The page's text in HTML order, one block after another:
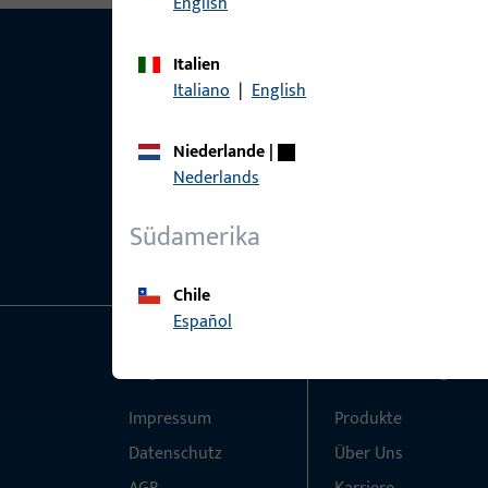
Italien
Italiano | English
Niederlande|
Nederlands
Südamerika
Chile
Español
Impressum
Datenschutz
Produkte
Über Uns